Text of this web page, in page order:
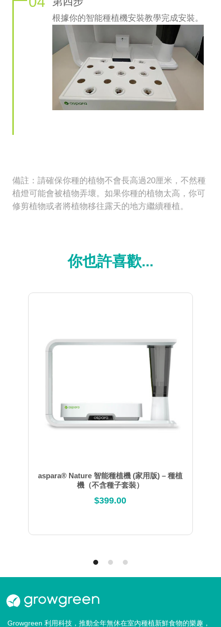
根據你的智能種植機安裝教學完成安裝。
備註：請確保你種的植物不會長高過20厘米，不然種
植燈可能會被植物弄壞。如果你種的植物太高，你可
修剪植物或者將植物移往露天的地方繼續種植。
你也許喜歡...
aspara® Nature 智能種植機 (家用版) – 種植
機（不含種子套裝）
$399.00
Growgreen 利用科技，推動全年無休在室內種植新鮮食物的樂趣，